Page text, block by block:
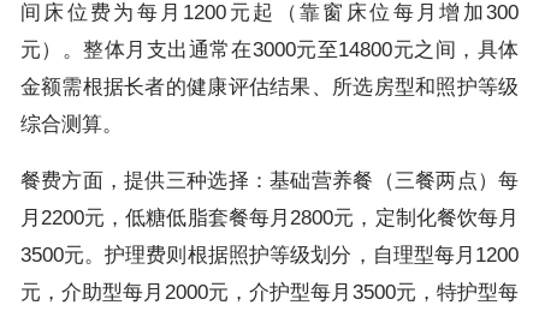
间床位费为每月1200元起（靠窗床位每月增加300
元）。整体月支出通常在3000元至14800元之间，具体
金额需根据长者的健康评估结果、所选房型和照护等级
综合测算。
餐费方面，提供三种选择：基础营养餐（三餐两点）每
月2200元，低糖低脂套餐每月2800元，定制化餐饮每月
3500元。护理费则根据照护等级划分，自理型每月1200
元，介助型每月2000元，介护型每月3500元，特护型每